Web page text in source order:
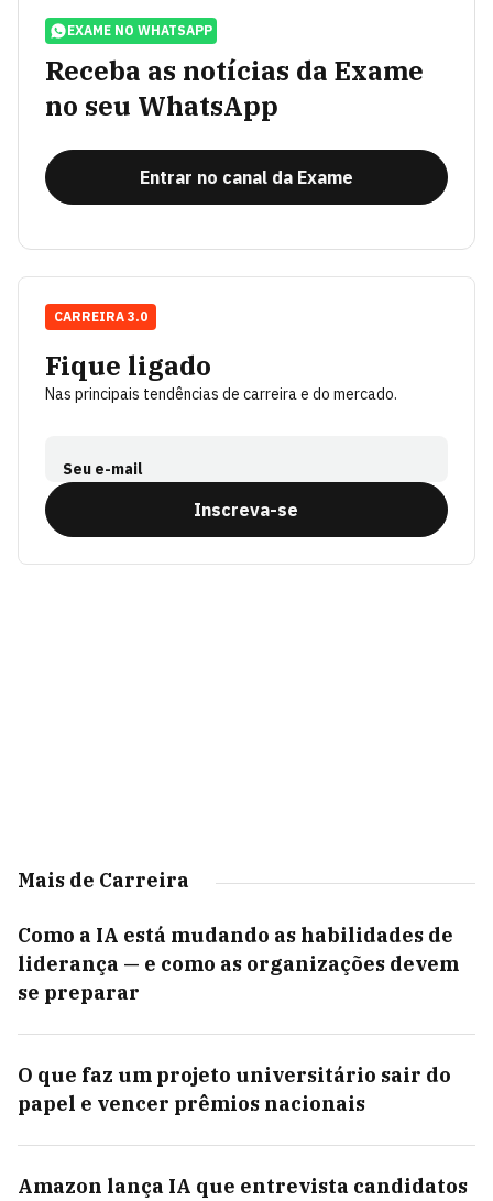
EXAME NO WHATSAPP
Receba as notícias da Exame
no seu WhatsApp
Entrar no canal da Exame
Fique ligado
Nas principais tendências de carreira e do mercado.
Seu e-mail
Inscreva-se
CARREIRA 3.0
Mais de Carreira
Como a IA está mudando as habilidades de
liderança — e como as organizações devem
se preparar
O que faz um projeto universitário sair do
papel e vencer prêmios nacionais
Amazon lança IA que entrevista candidatos